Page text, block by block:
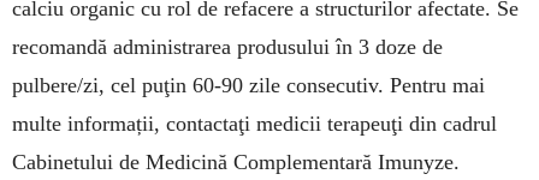
calciu organic cu rol de refacere a structurilor afectate. Se
recomandă administrarea produsului în 3 doze de
pulbere/zi, cel puţin 60-90 zile consecutiv. Pentru mai
multe informații, contactaţi medicii terapeuţi din cadrul
Cabinetului de Medicină Complementară Imunyze.